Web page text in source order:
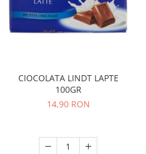
CIOCOLATA LINDT LAPTE
100GR
14,90 RON